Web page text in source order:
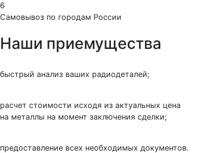
6
Самовывоз по городам России
Наши приемущества
быстрый анализ ваших радиодеталей;
расчет стоимости исходя из актуальных цена
на металлы на момент заключения сделки;
предоставление всех необходимых документов.